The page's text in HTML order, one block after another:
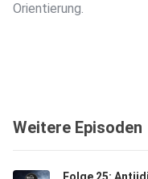
Orientierung.
Außerdem brechen wir
Renault R5,
Weitere Episoden